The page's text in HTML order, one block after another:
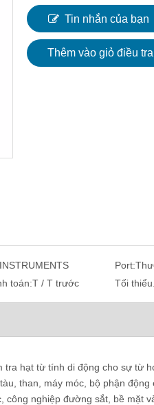
cảm biến tải kỹ
Máy đo độ cứng
/ 50ALT
Thủ công
độ cứng
kiểm
Tin nhắn của bạn
Thêm vào giỏ điều tra
Port:
toán:T / T trước Tối
tra hạt từ tính di động cho sự từ
than, máy móc, bộ phận động
nghiệp đường sắt, bề mặt